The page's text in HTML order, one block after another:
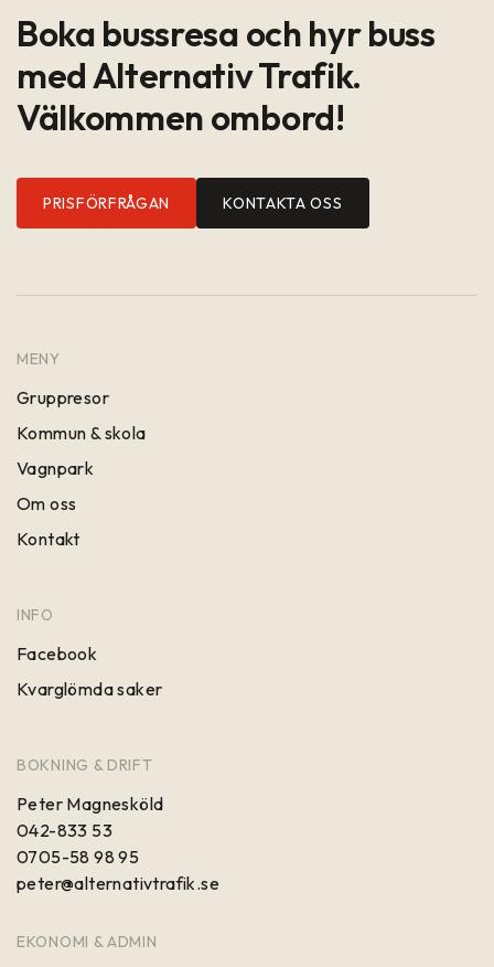
Boka bussresa och hyr buss
med Alternativ Trafik.
Välkommen ombord!
PRISFÖRFRÅGAN KONTAKTA OSS
MENY
Gruppresor
Kommun & skola
Vagnpark
Om oss
Kontakt
INFO
Facebook
Kvarglömda saker
BOKNING & DRIFT
Peter Magnesköld
042-833 53
0705-58 98 95
peter@alternativtrafik.se
EKONOMI & ADMIN